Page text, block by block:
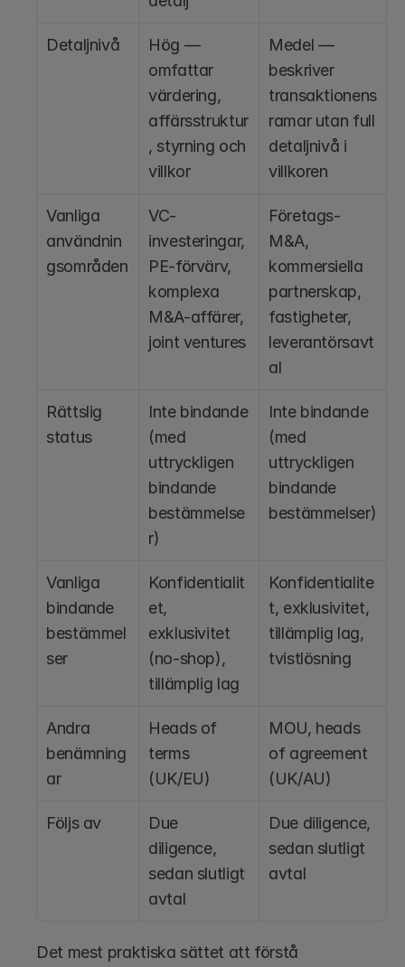
Detaljnivå
Hög —
omfattar
värdering,
affärsstruktur
, styrning och
villkor
Medel —
beskriver
transaktionens
ramar utan full
detaljnivå i
villkoren
Vanliga
användnin
gsområden
VC-
investeringar,
PE-förvärv,
komplexa
M&A-affärer,
joint ventures
Företags-
M&A,
kommersiella
partnerskap,
fastigheter,
leverantörsavt
al
Rättslig
status
Inte bindande
(med
uttryckligen
bindande
bestämmelse
r)
Inte bindande
(med
uttryckligen
bindande
bestämmelser)
Vanliga
bindande
bestämmel
ser
Konfidentialit
et,
exklusivitet
(no-shop),
tillämplig lag
Konfidentialite
t, exklusivitet,
tillämplig lag,
tvistlösning
Andra
benämning
ar
Heads of
terms
(UK/EU)
MOU, heads
of agreement
(UK/AU)
Följs av
Due
diligence,
sedan slutligt
avtal
Due diligence,
sedan slutligt
avtal
Det mest praktiska sättet att förstå